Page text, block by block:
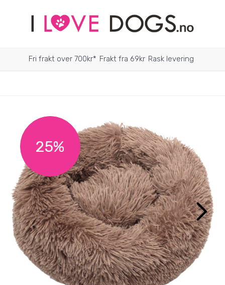
Fri frakt over 700kr* Frakt fra 69kr Rask levering
25%